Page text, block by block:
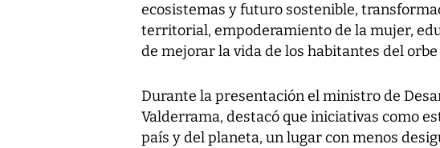
ecosistemas y futuro sostenible,
territorial, empoderamiento de la mujer,
de mejorar la vida de los habitantes del
Durante la presentación el ministro de
Valderrama, destacó que iniciativas como
país y del planeta, un lugar con menos